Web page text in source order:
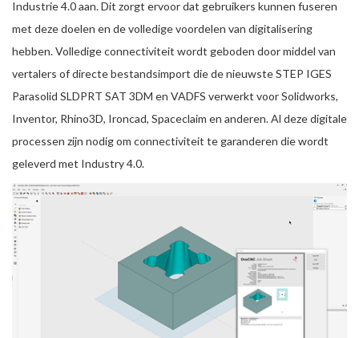
Industrie 4.0 aan. Dit zorgt ervoor dat gebruikers kunnen fuseren
met deze doelen en de volledige voordelen van digitalisering
hebben. Volledige connectiviteit wordt geboden door middel van
vertalers of directe bestandsimport die de nieuwste STEP IGES
Parasolid SLDPRT SAT 3DM en VADFS verwerkt voor Solidworks,
Inventor, Rhino3D, Ironcad, Spaceclaim en anderen. Al deze digitale
processen zijn nodig om connectiviteit te garanderen die wordt
geleverd met Industry 4.0.